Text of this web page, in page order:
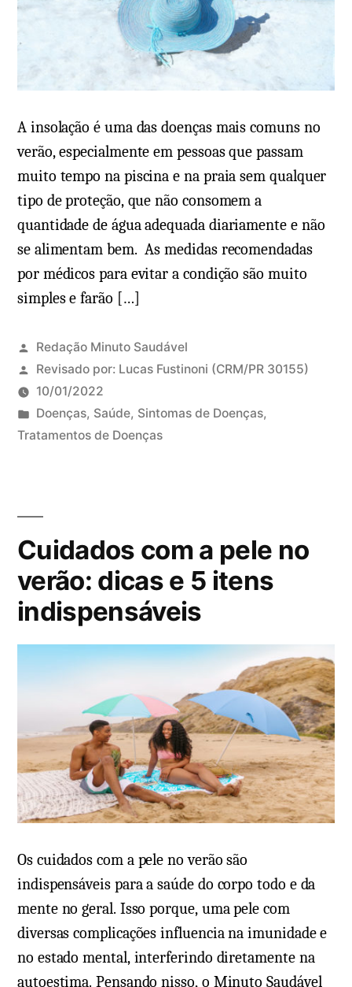
A insolação é uma das doenças mais comuns no
verão, especialmente em pessoas que passam
muito tempo na piscina e na praia sem qualquer
tipo de proteção, que não consomem a
quantidade de água adequada diariamente e não
se alimentam bem. As medidas recomendadas
por médicos para evitar a condição são muito
simples e farão […]
Redação Minuto Saudável
Revisado por: Lucas Fustinoni (CRM/PR 30155)
10/01/2022
P
u
c
a
o
e
Doenças, Saúde, Sintomas de Doenças,
Tratamentos de Doenças
Cuidados com a pele no
verão: dicas e 5 itens
indispensáveis
Os cuidados com a pele no verão são
indispensáveis para a saúde do corpo todo e da
mente no geral. Isso porque, uma pele com
diversas complicações influencia na imunidade e
no estado mental, interferindo diretamente na
autoestima. Pensando nisso, o Minuto Saudável